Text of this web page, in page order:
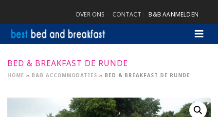
OVER ONS CONTACT B&B AANMELDEN
BED & BREAKFAST DE RUNDE
HOME » B&B ACCOMMODATIES » BED & BREAKFAST DE RUNDE